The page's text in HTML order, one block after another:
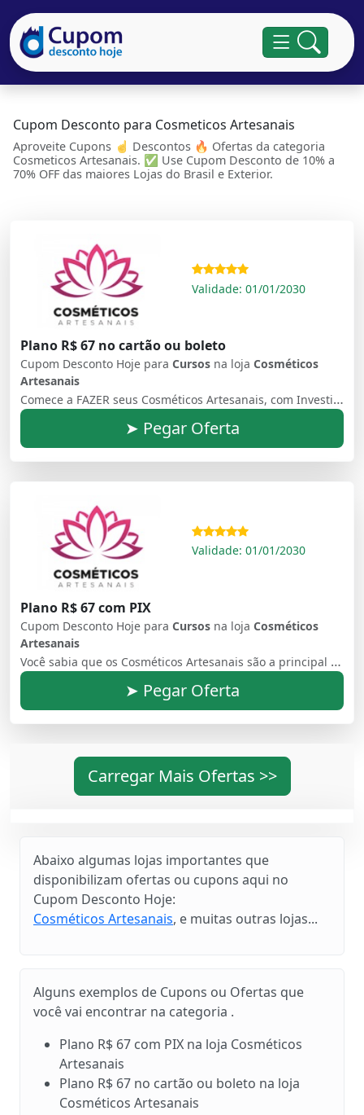
Cupom Desconto para Cosmeticos Artesanais
Aproveite Cupons ☝ Descontos 🔥 Ofertas da categoria
Cosmeticos Artesanais. ✅ Use Cupom Desconto de 10% a
70% OFF das maiores Lojas do Brasil e Exterior.
Validade: 01/01/2030
Plano R$ 67 no cartão ou boleto
Cupom Desconto Hoje para Cursos na loja Cosméticos
Artesanais
Comece a FAZER seus Cosméticos Artesanais, com Investimento baixíssimo. Nesse E-book você ira aprender a fazer cosméticos Artesanais.
➤ Pegar Oferta
Validade: 01/01/2030
Plano R$ 67 com PIX
Cupom Desconto Hoje para Cursos na loja Cosméticos
Artesanais
Você sabia que os Cosméticos Artesanais são a principal fonte de renda de muitas famílias na Europa e nos Estados Unidos? Agora chegou a sua vez de aprender a fazer seus próprios cosméticos para uso próprio ou para vender a clientes, amigas e familiares! Nesse E-book você ira aprender a fazer cosméticos Artesanais.
➤ Pegar Oferta
Carregar Mais Ofertas >>
Abaixo algumas lojas importantes que
disponibilizam ofertas ou cupons aqui no
Cupom Desconto Hoje:
Cosméticos Artesanais, e muitas outras lojas...
Alguns exemplos de Cupons ou Ofertas que
você vai encontrar na categoria .
Plano R$ 67 com PIX na loja Cosméticos
Artesanais
Plano R$ 67 no cartão ou boleto na loja
Cosméticos Artesanais